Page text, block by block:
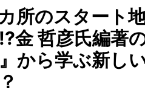
所のスタート
金 哲彦氏編著
から学ぶ新し